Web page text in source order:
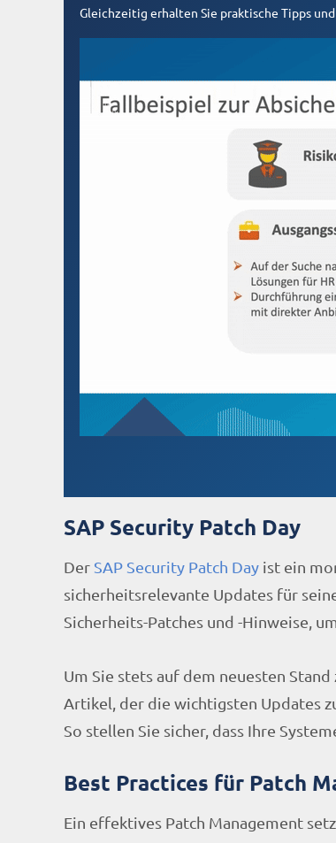
Gleichzeitig erhalten Sie praktische Tipps
SAP Security Patch Day
Der SAP Security Patch Day ist ein
sicherheitsrelevante Updates für
Sicherheits-Patches und -Hinweise,
Um Sie stets auf dem neuesten
Artikel, der die wichtigsten Updates
So stellen Sie sicher, dass Ihre
Best Practices für Patch
Ein effektives Patch Management